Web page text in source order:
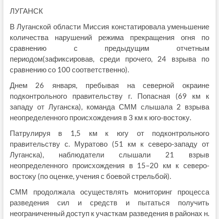
ЛУГАНСК
В Луганской области Миссия констатировала уменьшение
количества нарушений режима прекращения огня по
сравнению с предыдущим отчетным
периодом(зафиксировав, среди прочего, 24 взрыва по
сравнению со 100 соответственно).
Днем 26 января, пребывая на северной окраине
подконтрольного правительству г. Попасная (69 км к
западу от Луганска), команда СММ слышала 2 взрыва
неопределенного происхождения в 3 км к юго-востоку.
Патрулируя в 1,5 км к югу от подконтрольного
правительству с. Муратово (51 км к северо-западу от
Луганска), наблюдатели слышали 21 взрыв
неопределенного происхождения в 15–20 км к северо-
востоку (по оценке, учения с боевой стрельбой).
СММ продолжала осуществлять мониторинг процесса
разведения сил и средств и пытаться получить
неограниченный доступ к участкам разведения в районах н.